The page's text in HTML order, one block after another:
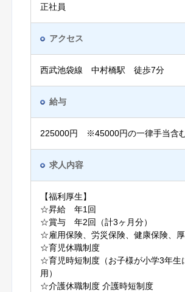
正社員
アクセス
西武池袋線 中村橋駅 徒歩7分
給与
225000円 ※45000円の一律手当含
求人内容
【福利厚生】
☆昇給 年1回
☆賞与 年2回（計3ヶ月分）
☆雇用保険、労災保険、健康保険、
☆育児休職制度
☆育児時短制度（お子様が小学3年生
用）
☆介護休職制度 介護時短制度